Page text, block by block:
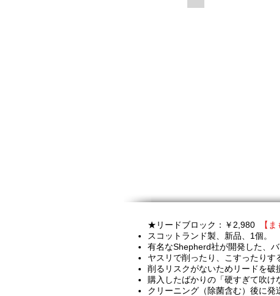
★リードブロック：￥2,980
【
スコットランド製、新品、1個。
有名なShepherd社が開発した、
ヤスリで削ったり、こすったりす
削るリスクがないためリードを破
購入したばかりの「硬すぎて吹け
クリーニング（除菌含む）後に発